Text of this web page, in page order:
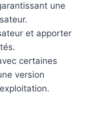
une
et apporter
certaines
version